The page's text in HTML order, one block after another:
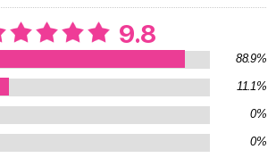
사를 똑바로 마주보는 것은 우리에게 많은 교
9.8
88.9%
11.1%
0%
0%